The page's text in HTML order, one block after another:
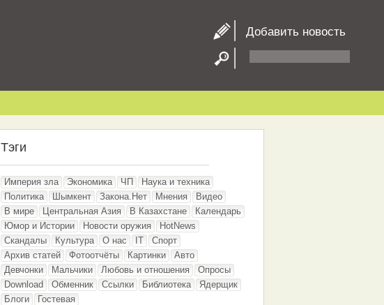
Добавить новость
Тэги
Империя зла Экономика ЧП
Наука и техника
Политика
Шымкент Закона.Нет Мнения
Видео
В мире
Центральная Азия В Казахстане
Календарь
Юмор и Истории
Новости оружия
HotNews
Скандалы
Культура О нас IT
Спорт
Архив статей
Фотоотчёты Картинки
Авто
Девчонки
Мальчики Любовь и отношения
Опросы
Download
Обменник Ссылки Библиотека
Ядерщик
Блоги
Гостевая